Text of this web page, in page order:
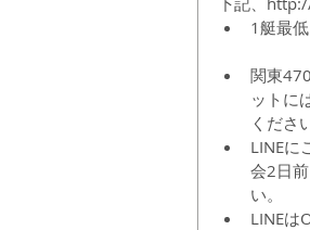
1艇最
関東
ットに
くださ
LINEに
会2日
い。
LINEは